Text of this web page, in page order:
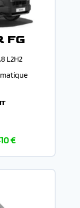
FG
L2H2
€